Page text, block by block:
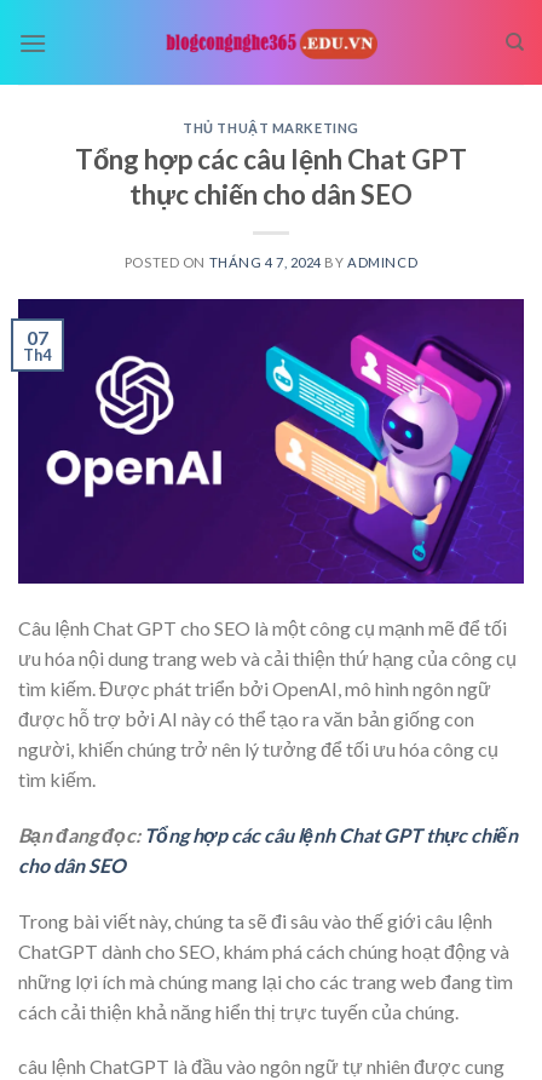
THỦ THUẬT MARKETING
Tổng hợp các câu lệnh Chat GPT
thực chiến cho dân SEO
POSTED ON THÁNG 4 7, 2024 BY ADMINCD
07
Th4
Câu lệnh Chat GPT cho SEO là một công cụ mạnh mẽ để tối
ưu hóa nội dung trang web và cải thiện thứ hạng của công cụ
tìm kiếm. Được phát triển bởi OpenAI, mô hình ngôn ngữ
được hỗ trợ bởi AI này có thể tạo ra văn bản giống con
người, khiến chúng trở nên lý tưởng để tối ưu hóa công cụ
tìm kiếm.
Bạn đang đọc: Tổng hợp các câu lệnh Chat GPT thực chiến
cho dân SEO
Trong bài viết này, chúng ta sẽ đi sâu vào thế giới câu lệnh
ChatGPT dành cho SEO, khám phá cách chúng hoạt động và
những lợi ích mà chúng mang lại cho các trang web đang tìm
cách cải thiện khả năng hiển thị trực tuyến của chúng.
câu lệnh ChatGPT là đầu vào ngôn ngữ tự nhiên được cung